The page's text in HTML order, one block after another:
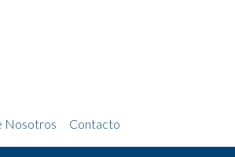
Nosotros Contacto